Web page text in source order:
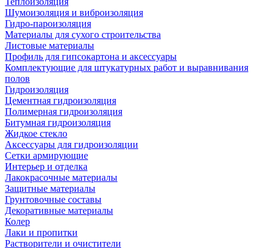
Шумоизоляция и виброизоляция
Гидро-пароизоляция
Материалы для сухого строительства
Листовые материалы
Профиль для гипсокартона и аксессуары
Комплектующие для штукатурных работ и выравнивания
полов
Гидроизоляция
Цементная гидроизоляция
Полимерная гидроизоляция
Битумная гидроизоляция
Жидкое стекло
Аксессуары для гидроизоляции
Сетки армирующие
Интерьер и отделка
Лакокрасочные материалы
Защитные материалы
Грунтовочные составы
Декоративные материалы
Колер
Лаки и пропитки
Растворители и очистители